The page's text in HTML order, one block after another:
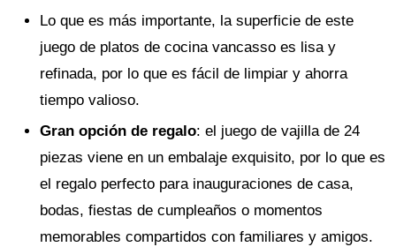
Lo que es más importante, la superficie de este
juego de platos de cocina vancasso es lisa y
refinada, por lo que es fácil de limpiar y ahorra
tiempo valioso.
Gran opción de regalo: el juego de vajilla de 24
piezas viene en un embalaje exquisito, por lo que es
el regalo perfecto para inauguraciones de casa,
bodas, fiestas de cumpleaños o momentos
memorables compartidos con familiares y amigos.